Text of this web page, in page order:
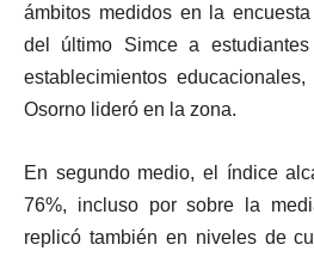
ámbitos medidos en la
del último Simce a
establecimientos
Osorno lideró en la zona.
En segundo medio, el índice
76%, incluso por sobre la
replicó también en niveles de